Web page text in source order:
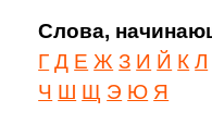
Слова,
Г Д Е Ж З И Й К Л
Ч Ш Щ Э Ю Я